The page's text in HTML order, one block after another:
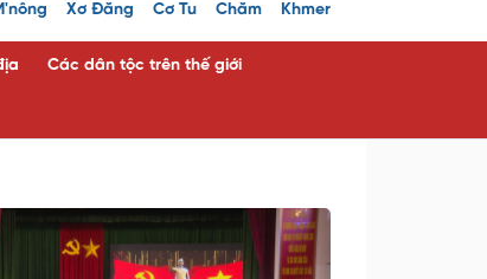
Xơ Đăng Cơ Tu Chăm Khmer
Các dân tộc trên thế giới